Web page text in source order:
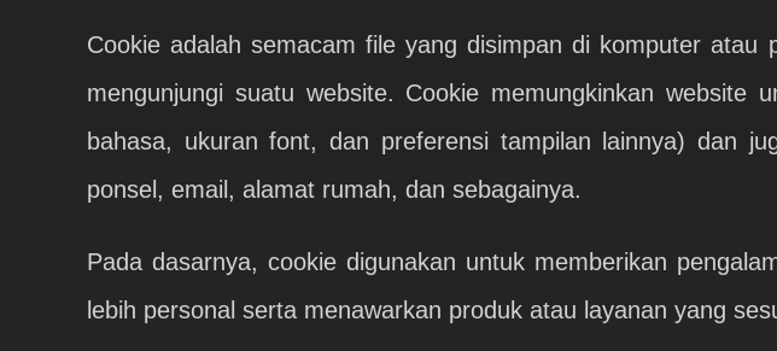
Cookie adalah semacam file yang disimpan di komputer
mengunjungi suatu website. Cookie memungkinkan website
bahasa, ukuran font, dan preferensi tampilan lainnya) dan
ponsel, email, alamat rumah, dan sebagainya.
Pada dasarnya, cookie digunakan untuk memberikan
lebih personal serta menawarkan produk atau layanan yang